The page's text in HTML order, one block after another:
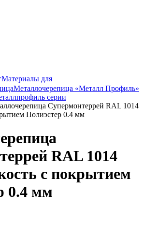
Материалы для
Металлочерепица «Металл Профиль»
серии
Супермонтеррей RAL 1014
Полиэстер 0.4 мм
RAL 1014
с покрытием
0.4 мм